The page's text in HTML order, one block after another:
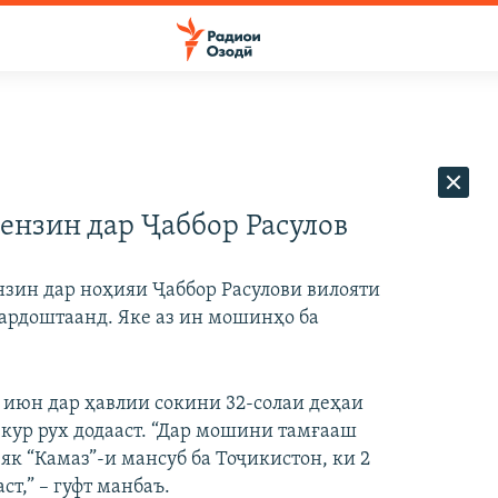
дар Ҷаббор Расулов
дар ноҳияи Ҷаббор Расулови вилояти
Яке аз ин мошинҳо ба
июн дар ҳавлии сокини 32-солаи деҳаи
рух додааст. “Дар мошини тамғааш
“Камаз”-и мансуб ба Тоҷикистон, ки 2
– гуфт манбаъ.